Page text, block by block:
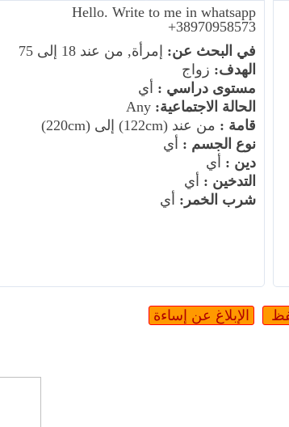
Hello. Write to me in whatsapp
+38970958573
في البحث عن: إمرأة, من عند 18 إلى 75
الهدف: زواج
مستوى دراسي : أي
الحالة الاجتماعية: Any
قامة : من عند (122cm) إلى (220cm)
نوع الجسم : أي
دين : أي
التدخين : أي
شرب الخمر: أي